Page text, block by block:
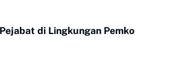
di Lingkungan Pemko